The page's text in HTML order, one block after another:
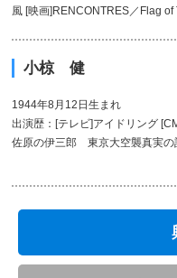
風 [映画]RENCONTRES／Flag
T METRAGE [講演]国際金融市場
小椋 健
1944年8月12日生まれ
出演歴：[テレビ]アイドリング
佐原の伊三郎 東京大空襲真実の